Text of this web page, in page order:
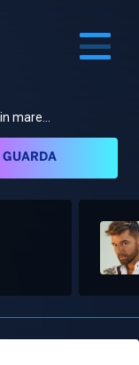
mare...
GUARDA